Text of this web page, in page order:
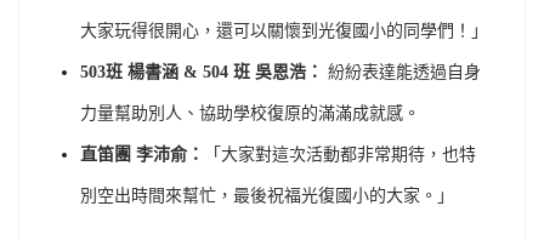
大家玩得很開心，還可以關懷到光復國小的同學們！」
503班 楊書涵 & 504 班 吳恩浩： 紛紛表達能透過自身
力量幫助別人、協助學校復原的滿滿成就感。
直笛團 李沛俞： 「大家對這次活動都非常期待，也特
別空出時間來幫忙，最後祝福光復國小的大家。」